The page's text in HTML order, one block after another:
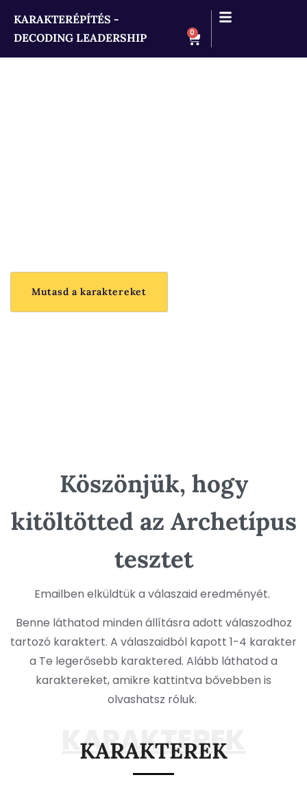
KARAKTERÉPÍTÉS -
DECODING LEADERSHIP
0
Mutasd a karaktereket
Köszönjük, hogy
kitöltötted az Archetípus
tesztet
Emailben elküldtük a válaszaid eredményét.
Benne láthatod minden állításra adott válaszodhoz
tartozó karaktert. A válaszaidból kapott 1-4 karakter
a Te legerősebb karaktered. Alább láthatod a
karaktereket, amikre kattintva bővebben is
olvashatsz róluk.
KARAKTEREK
KARAKTEREK